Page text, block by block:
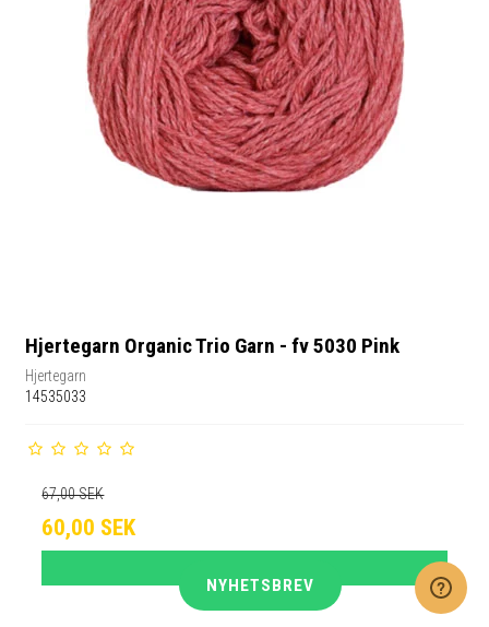
Hjertegarn Organic Trio Garn - fv 5030 Pink
Hjertegarn
14535033
67,00 SEK
60,00 SEK
NYHETSBREV